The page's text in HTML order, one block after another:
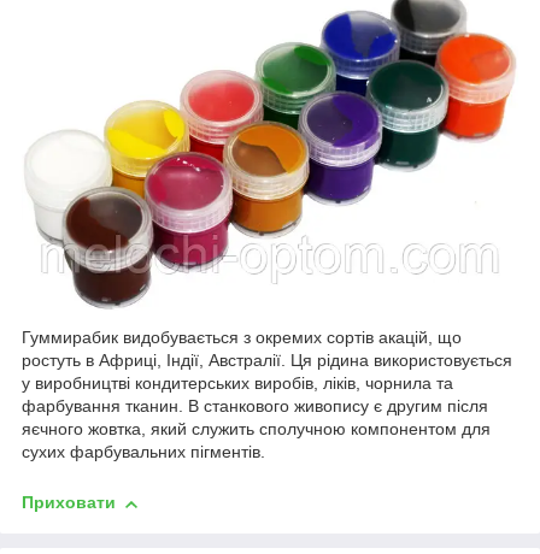
Гуммирабик видобувається з окремих сортів акацій, що
ростуть в Африці, Індії, Австралії. Ця рідина використовується
у виробництві кондитерських виробів, ліків, чорнила та
фарбування тканин. В станкового живопису є другим після
яєчного жовтка, який служить сполучною компонентом для
сухих фарбувальних пігментів.
Приховати